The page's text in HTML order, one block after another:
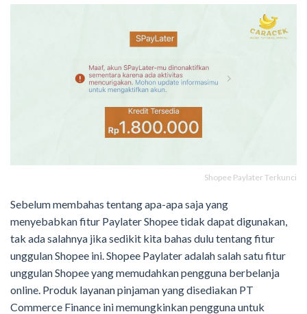
Shopee Paylater Terkunci
Sebelum membahas tentang apa-apa saja yang
menyebabkan fitur Paylater Shopee tidak dapat digunakan,
tak ada salahnya jika sedikit kita bahas dulu tentang fitur
unggulan Shopee ini. Shopee Paylater adalah salah satu fitur
unggulan Shopee yang memudahkan pengguna berbelanja
online. Produk layanan pinjaman yang disediakan PT
Commerce Finance ini memungkinkan pengguna untuk